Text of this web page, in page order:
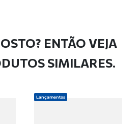
ENTÃO VEJA
SIMILARES.
Lançamentos